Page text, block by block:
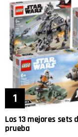
Los 13 mejores sets
prueba